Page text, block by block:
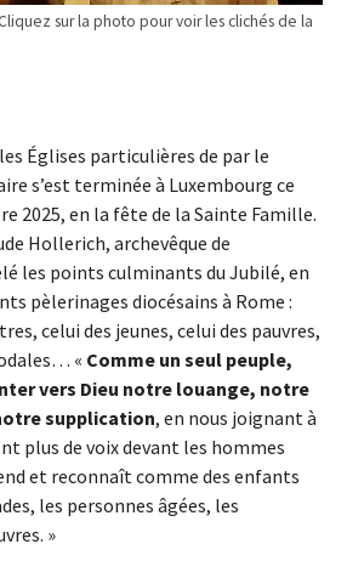
sur la photo pour voir les clichés de la
Églises particulières de par le
s’est terminée à Luxembourg ce
2025, en la fête de la Sainte Famille.
Hollerich, archevêque de
les points culminants du Jubilé, en
pèlerinages diocésains à Rome :
celui des jeunes, celui des pauvres,
« Comme un seul peuple,
vers Dieu notre louange, notre
supplication, en nous joignant à
plus de voix devant les hommes
et reconnaît comme des enfants
les personnes âgées, les
»